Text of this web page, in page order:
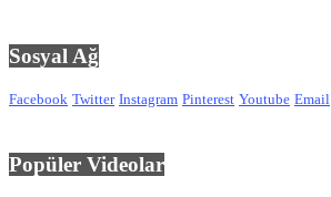
Sosyal Ağ
Facebook Twitter Instagram Pinterest Youtube Email
Popüler Videolar